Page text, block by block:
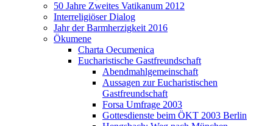
50 Jahre Zweites Vatikanum 2012
Interreligiöser Dialog
Jahr der Barmherzigkeit 2016
Ökumene
Charta Oecumenica
Eucharistische Gastfreundschaft
Abendmahlgemeinschaft
Aussagen zur Eucharistischen
Gastfreundschaft
Forsa Umfrage 2003
Gottesdienste beim ÖKT 2003 Berlin